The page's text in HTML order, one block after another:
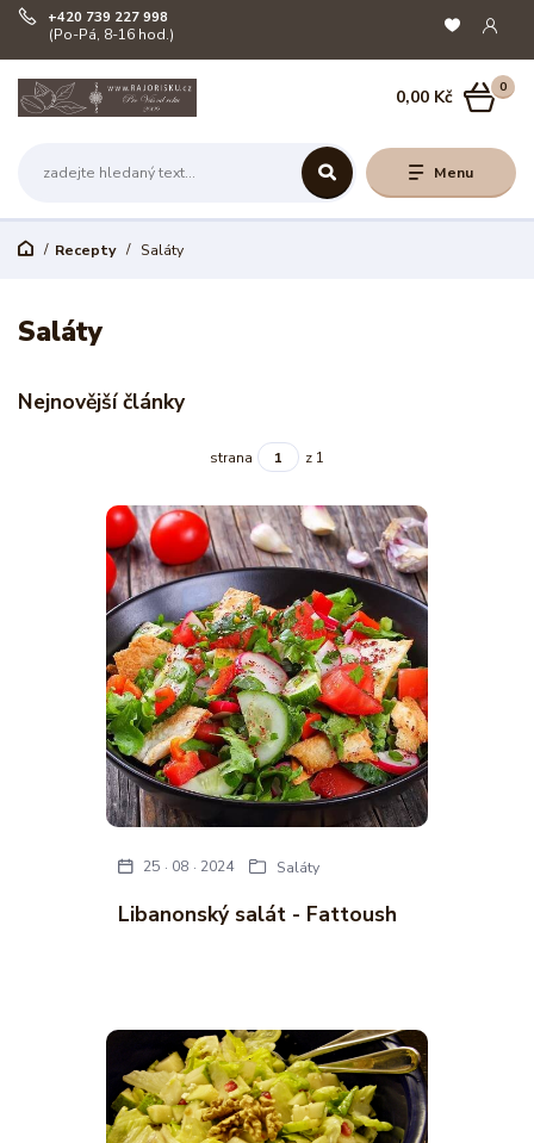
Menu
+420 739 227 998
(Po-Pá, 8-16 hod.)
0
0,00 Kč
Recepty Saláty
Saláty
Nejnovější články
strana z 1
Libanonský salát - Fattoush
25 08 2024 Saláty